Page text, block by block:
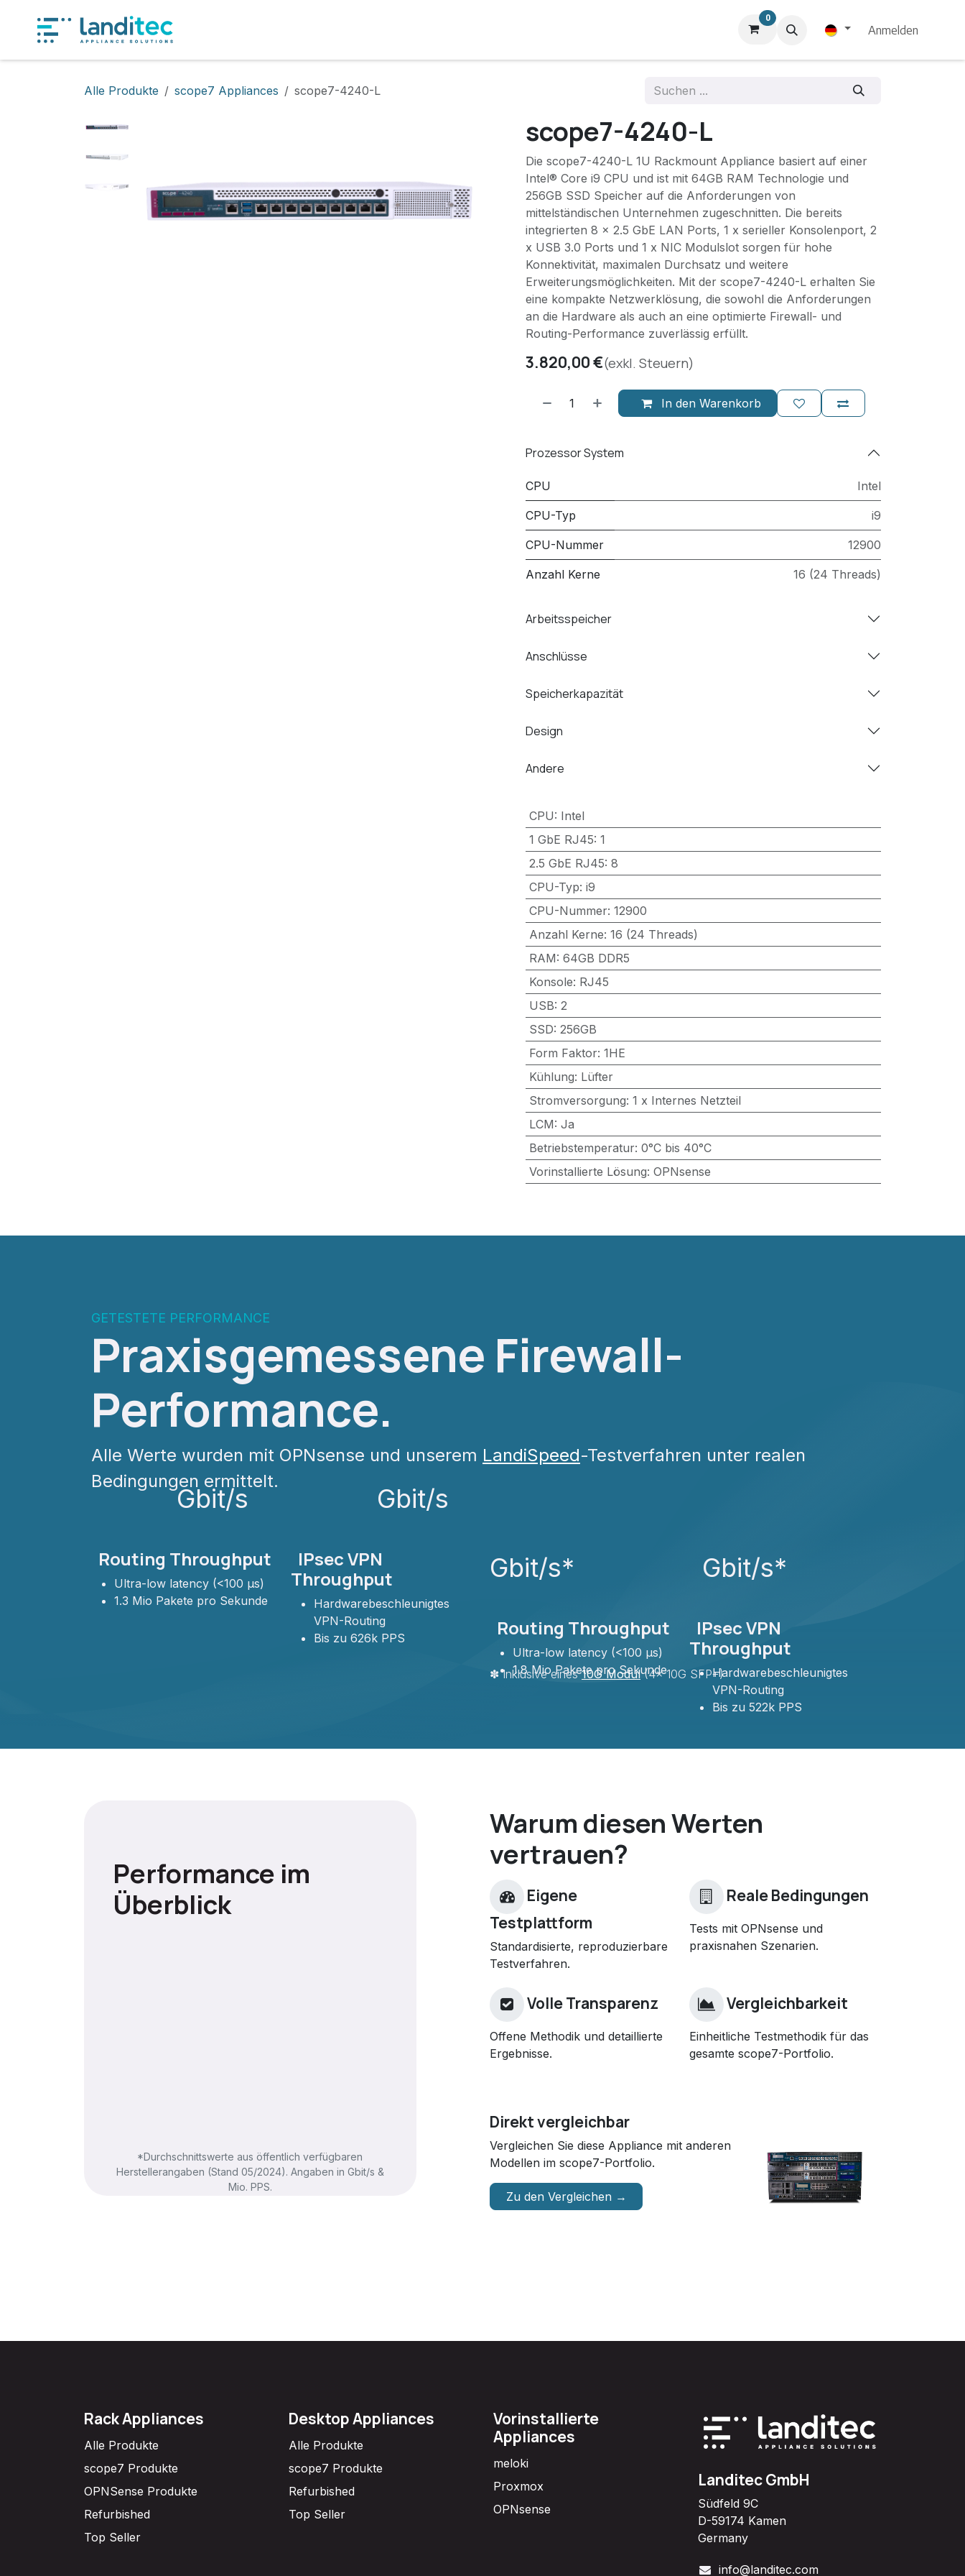
0
Anmelden
Alle Produkte scope7 Appliances scope7-4240-L
scope7-4240-L
Die scope7-4240-L 1U Rackmount Appliance basiert auf einer
Intel® Core i9 CPU und ist mit 64GB RAM Technologie und
256GB SSD Speicher auf die Anforderungen von
mittelständischen Unternehmen zugeschnitten. Die bereits
integrierten 8 x 2.5 GbE LAN Ports, 1 x serieller Konsolenport, 2
x USB 3.0 Ports und 1 x NIC Modulslot sorgen für hohe
Konnektivität, maximalen Durchsatz und weitere
Erweiterungsmöglichkeiten. Mit der scope7-4240-L erhalten Sie
eine kompakte Netzwerklösung, die sowohl die Anforderungen
an die Hardware als auch an eine optimierte Firewall- und
Routing-Performance zuverlässig erfüllt.
3.820,00€(exkl. Steuern)
In den Warenkorb
Prozessor System
CPU Intel
CPU-Typ i9
CPU-Nummer 12900
Anzahl Kerne 16 (24 Threads)
Arbeitsspeicher
Anschlüsse
Speicherkapazität
Design
Andere
CPU: Intel
1 GbE RJ45: 1
2.5 GbE RJ45: 8
CPU-Typ: i9
CPU-Nummer: 12900
Anzahl Kerne: 16 (24 Threads)
RAM: 64GB DDR5
Konsole: RJ45
USB: 2
SSD: 256GB
Form Faktor: 1HE
Kühlung: Lüfter
Stromversorgung: 1 x Internes Netzteil
LCM: Ja
Betriebstemperatur: 0°C bis 40°C
Vorinstallierte Lösung: OPNsense
GETESTETE PERFORMANCE
Praxisgemessene Firewall-
Performance.
Alle Werte wurden mit OPNsense und unserem LandiSpeed-Testverfahren unter realen
Bedingungen ermittelt.
Gbit/s
Routing Throughput
Ultra-low latency (<100 µs)
1.3 Mio Pakete pro Sekunde
Gbit/s
IPsec VPN
Throughput
Hardwarebeschleunigtes
VPN-Routing
Bis zu 626k PPS
Gbit/s*
Routing Throughput
Ultra-low latency (<100 µs)
1.8 Mio Pakete pro Sekunde
Gbit/s*
IPsec VPN
Throughput
Hardwarebeschleunigtes
VPN-Routing
Bis zu 522k PPS
✽ Inklusive eines10G M​odul(4x 10G SFP+)
Warum diesen Werten
vertrauen?
Performance im
Überblick
*Durchschnittswerte aus öffentlich verfügbaren
Herstellerangaben (Stand 05/2024). Angaben in Gbit/s &
Mio. PPS.
Eigene
Testplattform
Standardisierte, reproduzierbare
Testverfahren.
Reale Bedingungen
Tests mit OPNsense und
praxisnahen Szenarien.
Volle Transparenz
Offene Methodik und detaillierte
Ergebnisse.
Vergleichbarkeit
Einheitliche Testmethodik für das
gesamte scope7-Portfolio.
Direkt vergleichbar
Vergleichen Sie diese Appliance mit anderen
Modellen im scope7-Portfolio.
Zu den Vergleichen →
Rack Appliances
Alle Produkte
scope7 Produkte
OPNSense Produkte
Refurbished
Top Seller
Desktop Appliances
Alle Produkte
scope7 Produkte
Refurbished
Top Seller
Vorinstallierte
Appliances
meloki
Proxmox
OPNsense
Landitec GmbH
Südfeld 9C
D-59174 Kamen
Germany
info@landitec.com